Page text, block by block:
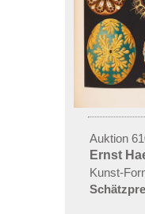
Auktion
Ernst
Kunst-